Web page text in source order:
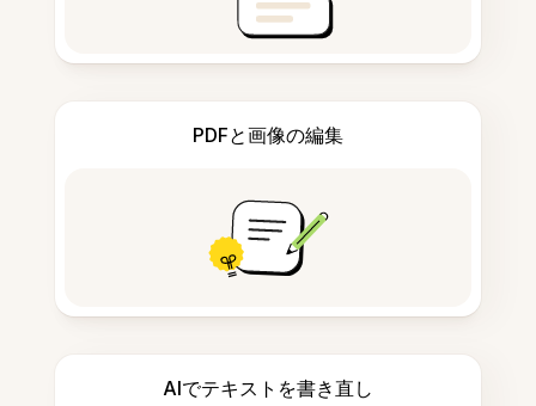
PDFと画像の編集
AIでテキストを書き直し